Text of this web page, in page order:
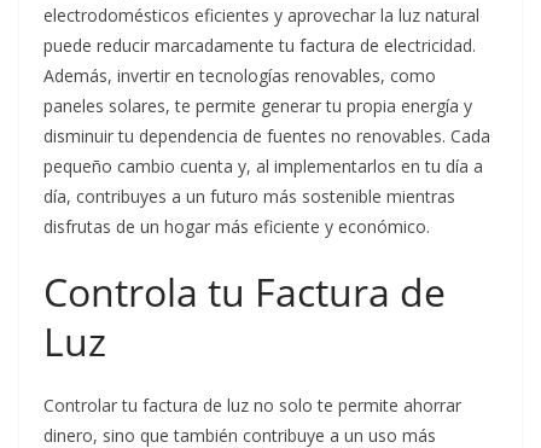
electrodomésticos eficientes y aprovechar la luz natural
puede reducir marcadamente tu factura de electricidad.
Además, invertir en tecnologías renovables, como
paneles solares, te permite generar tu propia energía y
disminuir tu dependencia de fuentes no renovables. Cada
pequeño cambio cuenta y, al implementarlos en tu día a
día, contribuyes a un futuro más sostenible mientras
disfrutas de un hogar más eficiente y económico.
Controla tu Factura de
Luz
Controlar tu factura de luz no solo te permite ahorrar
dinero, sino que también contribuye a un uso más